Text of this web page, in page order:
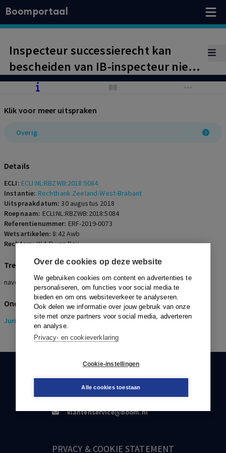
Over de cookies op deze website
We gebruiken cookies om content en advertenties te
personaliseren, om functies voor social media te
bieden en om ons websiteverkeer te analyseren.
Ook delen we informatie over jouw gebruik van onze
site met onze partners voor social media, adverteren
en analyse.
Privacy- en cookieverklaring
Cookie-instellingen
Alle cookies toestaan
Boomportaal
Inspecteur successierecht kan
bescheiden van IB-inspecteur niet
overleggen. Vernietiging
Klik voor meer uitspraken
Overig
Details
ECLI: ECLI:NL:RBZWB:2018:5084
Instantie: Rechtbank Zeeland-West-Brabant
Uitspraakdatum:30 augustus 2018
Roepnaam: ECLI:NL:RBZWB:2018:5084
Referentienummer: ERF-2019-0073
Wetsartikelen: 8:42 Awb
Rechters:W.A.P. van Roij
Trefwoorden
navorderingsaanslag, successierecht, bescheiden, IB-inspecteur
Onderwerpen
Juridisch> Erfrecht
klantenservice@boom.nl
PRVACY & COOKIE STATEMENT